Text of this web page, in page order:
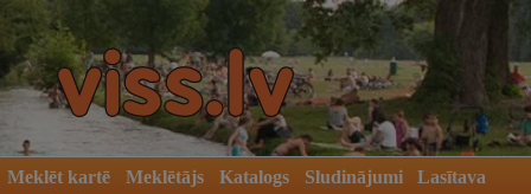
Meklēt kartē Meklētājs Katalogs Sludinājumi
Lasītava